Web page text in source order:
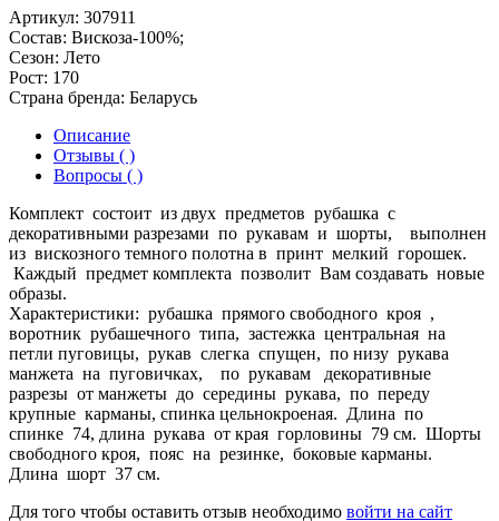
Артикул: 307911
Состав: Вискоза-100%;
Сезон: Лето
Рост: 170
Страна бренда: Беларусь
Описание
Отзывы ( )
Вопросы ( )
Комплект состоит из двух предметов рубашка с
декоративными разрезами по рукавам и шорты, выполнен
из вискозного темного полотна в принт мелкий горошек.
Каждый предмет комплекта позволит Вам создавать новые
образы.
Характеристики: рубашка прямого свободного кроя ,
воротник рубашечного типа, застежка центральная на
петли пуговицы, рукав слегка спущен, по низу рукава
манжета на пуговичках, по рукавам декоративные
разрезы от манжеты до середины рукава, по переду
крупные карманы, спинка цельнокроеная. Длина по
спинке 74, длина рукава от края горловины 79 см. Шорты
свободного кроя, пояс на резинке, боковые карманы.
Длина шорт 37 см.
Для того чтобы оставить отзыв необходимо войти на сайт